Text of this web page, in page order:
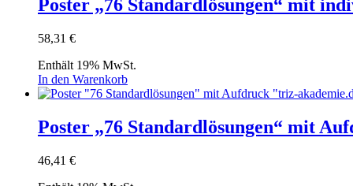
Poster „76 Standardlösungen“ mit
58,31 €
Enthält 19% MwSt.
In den Warenkorb
Poster „76 Standardlösungen“ mit
46,41 €